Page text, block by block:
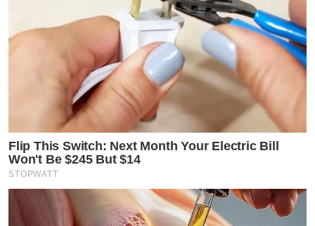
Flip This Switch: Next Month Your Electric Bill
Won't Be $245 But $14
STOPWATT